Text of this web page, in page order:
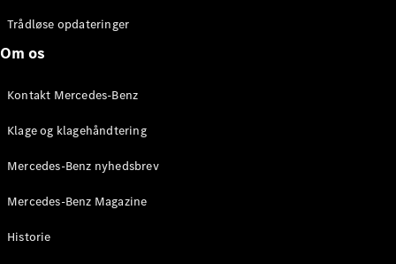
Trådløse opdateringer
Om os
Kontakt Mercedes-Benz
Klage og klagehåndtering
Mercedes-Benz nyhedsbrev
Mercedes-Benz Magazine
Historie